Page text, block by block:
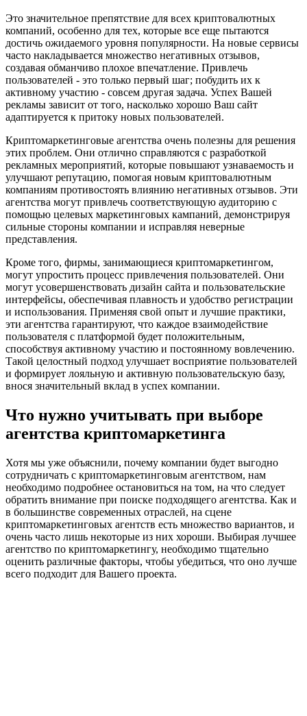
Это значительное препятствие для всех криптовалютных
компаний, особенно для тех, которые все еще пытаются
достичь ожидаемого уровня популярности. На новые сервисы
часто накладывается множество негативных отзывов,
создавая обманчиво плохое впечатление. Привлечь
пользователей - это только первый шаг; побудить их к
активному участию - совсем другая задача. Успех Вашей
рекламы зависит от того, насколько хорошо Ваш сайт
адаптируется к притоку новых пользователей.
Криптомаркетинговые агентства очень полезны для решения
этих проблем. Они отлично справляются с разработкой
рекламных мероприятий, которые повышают узнаваемость и
улучшают репутацию, помогая новым криптовалютным
компаниям противостоять влиянию негативных отзывов. Эти
агентства могут привлечь соответствующую аудиторию с
помощью целевых маркетинговых кампаний, демонстрируя
сильные стороны компании и исправляя неверные
представления.
Кроме того, фирмы, занимающиеся криптомаркетингом,
могут упростить процесс привлечения пользователей. Они
могут усовершенствовать дизайн сайта и пользовательские
интерфейсы, обеспечивая плавность и удобство регистрации
и использования. Применяя свой опыт и лучшие практики,
эти агентства гарантируют, что каждое взаимодействие
пользователя с платформой будет положительным,
способствуя активному участию и постоянному вовлечению.
Такой целостный подход улучшает восприятие пользователей
и формирует лояльную и активную пользовательскую базу,
внося значительный вклад в успех компании.
Что нужно учитывать при выборе
агентства криптомаркетинга
Хотя мы уже объяснили, почему компании будет выгодно
сотрудничать с криптомаркетинговым агентством, нам
необходимо подробнее остановиться на том, на что следует
обратить внимание при поиске подходящего агентства. Как и
в большинстве современных отраслей, на сцене
криптомаркетинговых агентств есть множество вариантов, и
очень часто лишь некоторые из них хороши. Выбирая лучшее
агентство по криптомаркетингу, необходимо тщательно
оценить различные факторы, чтобы убедиться, что оно лучше
всего подходит для Вашего проекта.